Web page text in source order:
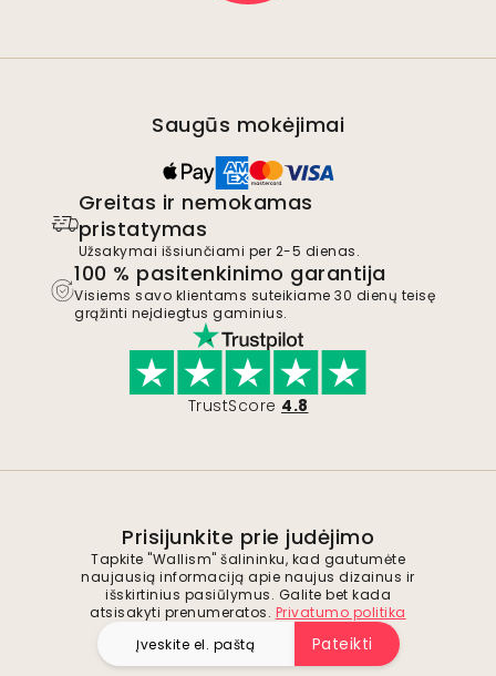
Saugūs mokėjimai
Greitas ir nemokamas
pristatymas
Užsakymai išsiunčiami per 2-5 dienas.
100 % pasitenkinimo garantija
Visiems savo klientams suteikiame 30 dienų teisę
grąžinti neįdiegtus gaminius.
TrustScore 4.8
Prisijunkite prie judėjimo
Tapkite "Wallism" šalininku, kad gautumėte
naujausią informaciją apie naujus dizainus ir
išskirtinius pasiūlymus. Galite bet kada
atsisakyti prenumeratos. Privatumo politika
Pateikti